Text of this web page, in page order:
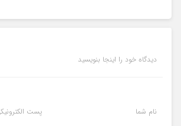
دیدگاه خود را اینجا بنویسید
نام شما پست